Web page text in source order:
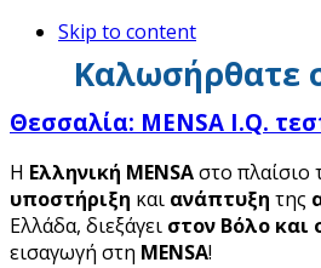
Skip to content
Καλωσήρθατε
Θεσσαλία: MENSA I.Q.
Η Ελληνική MENSAστο πλαίσιο
υποστήριξη και ανάπτυξη της
Ελλάδα, διεξάγει στον Βόλο και
εισαγωγή στη MENSA!